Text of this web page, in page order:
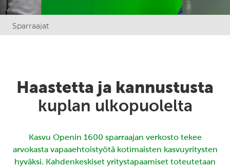
Sparraajat
Haastetta ja kannustusta
kuplan ulkopuolelta
Kasvu Openin 1600 sparraajan verkosto tekee
arvokasta vapaaehtoistyötä kotimaisten kasvuyritysten
hyväksi. Kahdenkeskiset yritystapaamiset toteutetaan